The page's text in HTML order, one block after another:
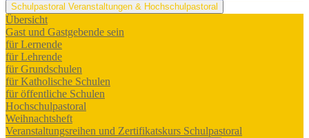
Schulpastoral Veranstaltungen & Hochschulpastoral
Übersicht
Gast und Gastgebende sein
für Lernende
für Lehrende
für Grundschulen
für Katholische Schulen
für öffentliche Schulen
Hochschulpastoral
Weihnachtsheft
Veranstaltungsreihen und Zertifikatskurs Schulpastoral